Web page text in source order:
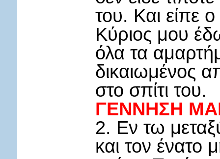
του. Και είπε
Κύριος μου
όλα τα
δικαιωμένος
στο σπίτι του.
ΓΕΝΝΗΣΗ
2. Εν τω
και τον ένατο